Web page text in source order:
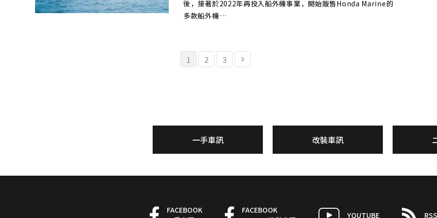
後，接著於2022年再投入船外機事業，開始販售Honda Marine的
多款船外機…
1 2 3
一手車訊 改裝車訊
FACEBOOK
FACEBOOK
YOUTUBE RSS